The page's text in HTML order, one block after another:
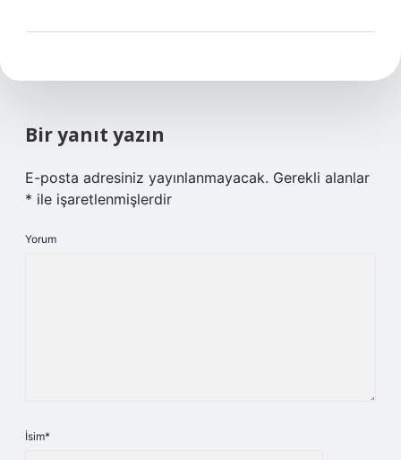
Bir yanıt yazın
E-posta adresiniz yayınlanmayacak. Gerekli alanlar
* ile işaretlenmişlerdir
Yorum
İsim*